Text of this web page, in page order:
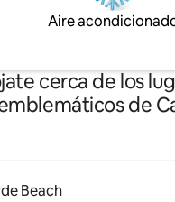
Aire
cerca de los
de
Beach